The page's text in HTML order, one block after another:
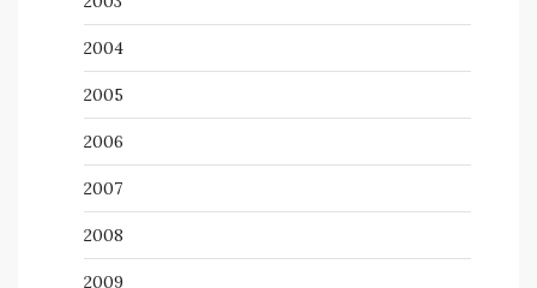
2004
2005
2006
2007
2008
2009